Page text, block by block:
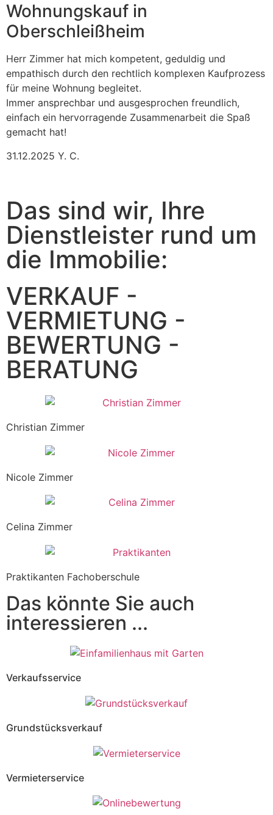
Wohnungskauf in
Oberschleißheim
Herr Zimmer hat mich kompetent, geduldig und
empathisch durch den rechtlich komplexen Kaufprozess
für meine Wohnung begleitet.
Immer ansprechbar und ausgesprochen freundlich,
einfach ein hervorragende Zusammenarbeit die Spaß
gemacht hat!
31.12.2025 Y. C.
Das sind wir, Ihre
Dienstleister rund um
die Immobilie:
VERKAUF -
VERMIETUNG -
BEWERTUNG -
BERATUNG​
Christian Zimmer
Nicole Zimmer
Celina Zimmer
Praktikanten Fachoberschule
Das könnte Sie auch
interessieren ...
Verkaufsservice
Grundstücksverkauf
Vermieterservice